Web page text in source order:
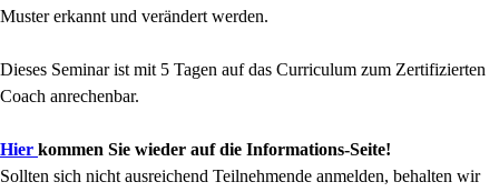
Muster erkannt und verändert werden.
Dieses Seminar ist mit 5 Tagen auf das Curriculum zum Zertifizierten
Coach anrechenbar.
Hier kommen Sie wieder auf die Informations-Seite!
Sollten sich nicht ausreichend Teilnehmende anmelden, behalten wir